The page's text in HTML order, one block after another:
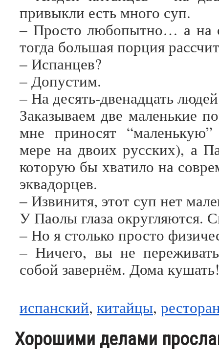
привыкли есть много суп.
‒ Просто любопытно… а на
тогда большая порция
‒ Испанцев?
‒ Допустим.
‒ На десять-двенадцать
Заказываем две маленькие
мне приносят
мере на двоих русских), а
которую бы хватило на
эквадорцев.
‒ Извинитя, этот суп нет
У Паолы глаза округляются.
‒ Но я столько просто
‒ Ничего, вы не
собой завернём. Дома кушать!
испанский, китайцы,
Хорошими делами